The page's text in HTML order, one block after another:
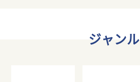
ジャンル